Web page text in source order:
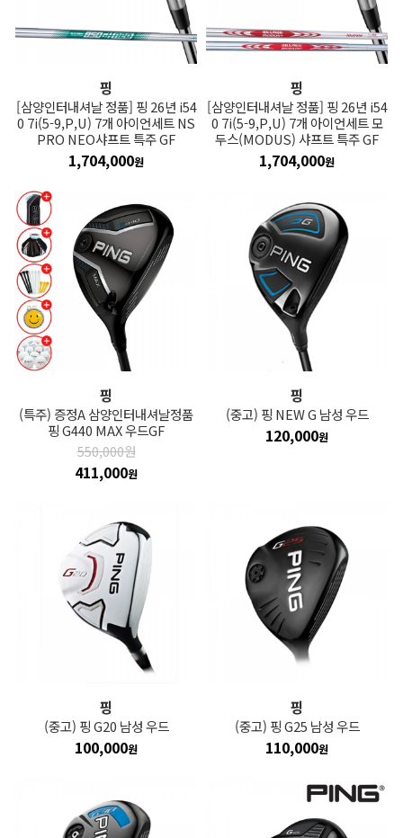
핑
[삼양인터내셔날 정품] 핑 26년 i54
0 7i(5-9,P,U) 7개 아이언세트 NS
PRO NEO샤프트 특주 GF
1,704,000원
핑
[삼양인터내셔날 정품] 핑 26년 i54
0 7i(5-9,P,U) 7개 아이언세트 모
두스(MODUS) 샤프트 특주 GF
1,704,000원
핑
(특주) 증정A 삼양인터내셔날정품
핑 G440 MAX 우드GF
550,000원
411,000원
핑
(중고) 핑 NEW G 남성 우드
120,000원
핑
(중고) 핑 G20 남성 우드
100,000원
핑
(중고) 핑 G25 남성 우드
110,000원